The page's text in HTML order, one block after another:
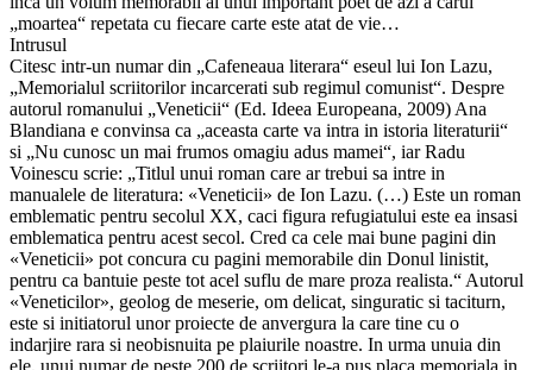
„moartea“ repetata cu fiecare carte este atat de vie…
Intrusul
Citesc intr-un numar din „Cafeneaua literara“ eseul lui Ion Lazu,
„Memorialul scriitorilor incarcerati sub regimul comunist“. Despre
autorul romanului „Veneticii“ (Ed. Ideea Europeana, 2009) Ana
Blandiana e convinsa ca „aceasta carte va intra in istoria literaturii“
si „Nu cunosc un mai frumos omagiu adus mamei“, iar Radu
Voinescu scrie: „Titlul unui roman care ar trebui sa intre in
manualele de literatura: «Veneticii» de Ion Lazu. (…) Este un roman
emblematic pentru secolul XX, caci figura refugiatului este ea insasi
emblematica pentru acest secol. Cred ca cele mai bune pagini din
«Veneticii» pot concura cu pagini memorabile din Donul linistit,
pentru ca bantuie peste tot acel suflu de mare proza realista.“ Autorul
«Veneticilor», geolog de meserie, om delicat, singuratic si taciturn,
este si initiatorul unor proiecte de anvergura la care tine cu o
indarjire rara si neobisnuita pe plaiurile noastre. In urma unuia din
ele, unui numar de peste 200 de scriitori le-a pus placa memoriala in